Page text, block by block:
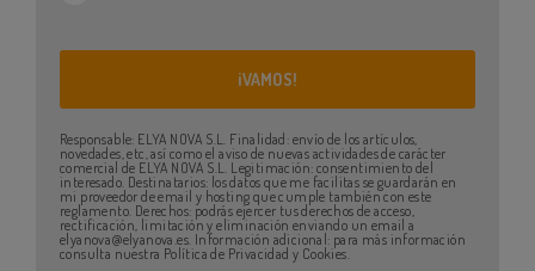
Responsable: ELYA NOVA S.L. Finalidad: envío de los artículos,
novedades, etc, así como el aviso de nuevas actividades de carácter
comercial de ELYA NOVA S.L. Legitimación: consentimiento del
interesado. Destinatarios: los datos que me facilitas se guardarán en
mi proveedor de email y hosting que cumple también con este
reglamento. Derechos: podrás ejercer tus derechos de acceso,
rectificación, limitación y eliminación enviando un email a
elyanova@elyanova.es. Información adicional: para más información
consulta nuestra Política de Privacidad y Cookies.